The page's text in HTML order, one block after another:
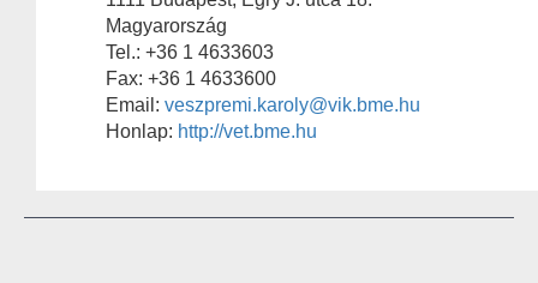
Magyarország
Tel.: +36 1 4633603
Fax: +36 1 4633600
Email: veszpremi.karoly@vik.bme.hu
Honlap: http://vet.bme.hu